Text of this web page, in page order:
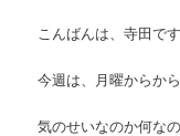
こんばんは、寺田です
今週は、月曜からから
気のせいなのか何な